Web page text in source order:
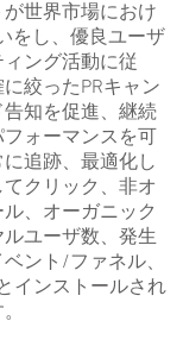
世界市場におけ
をし、優良ユーザ
ング活動に従
絞ったPRキャン
知を促進、継続
ォーマンスを可
追跡、最適化し
クリック、非オ
、オーガニック
ユーザ数、発生
ント/ファネル、
インストールされ